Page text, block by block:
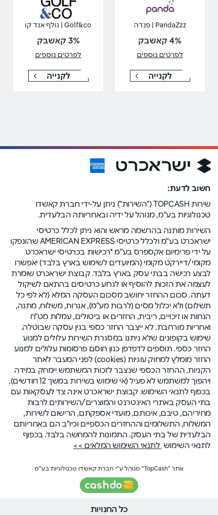
PandaZzz | פנדה
4% קאשבק
לפרטים נוספים
לקנייה
Golf&co | גולף אנד קו
3% קאשבק
לפרטים נוספים
לקנייה
חשוב לדעת:
שירות TOPCASH ("השירות") ניתן על-ידי חברת קאשדו
טכנולוגיות בע"מ, מנוהל על ידיה ובאחריותה הבלעדית.
השירות מותנה בהרשמה מראש והוא ניתן לכלל כרטיסי
ישראכרט בע"מ ולכלל כרטיסי AMERICAN EXPRESS שהונפקו
על ידי פרימיום אקספרס בע"מ *רכישות בכרטיסי ישראכרט
מקומי/דיירקט מקומי (המיועדים לשימוש בארץ בלבד) יאפשרו
לבצע רכישה בבתי עסק בארץ בלבד. קבוצת ישראכרט שומרת
לעצמה את הזכות להוסיף או לגרוע כרטיסים בהתאם לשיקול
דעתה. סכום ההחזר יחושב מסכום העסקה המלא (לא לפי כל
תשלום) ולא יכלול מסים (לרבות מע"מ), אגרות, משלוח, מתנה,
הנחות או זיכויים, ריבית, החזרים או ביטולים, עמלות מט"ח
ואחריות מורחבת. לא ייצבר החזר כספי בגין עסקה שבוטלה.
שימוש בקופונים שלא ניתנו במסגרת השירות עלולים למנוע
החזר כספי. תוספים לדפדפן כגון חוסם פרסומות עלולים למנוע
החזר מומלץ למחוק עוגיות (cookies) לפני המעבר לאתר
הקניות. ההחזר הכספי שנצבר לזכות המשתמש יימחק במידה
ויהפוך למשתמש לא פעיל (אי שימוש בשירות במשך 12 חודשים),
בכפוף לתנאי השימוש. קבוצת ישראכרט אינה צד לעסקאות עם
בתי העסק באתרי האינטרנט והמוצרים/השירותים לרבות
מחיריהם, טיבם, איכותם, מועדי אספקתם, הרישום לשירות,
המשלוח, התשלומים וההחזרים הכספיים וכיו"ב הם באחריותם
הבלעדית של בתי העסק. התמונות להמחשה בלבד. בכפוף
לתנאי השימוש לתנאי השימוש המלאים >>
אתר "TopCash" מנוהל ע"י חברת קאשדו טכנולוגיות בע"מ
כל החנויות